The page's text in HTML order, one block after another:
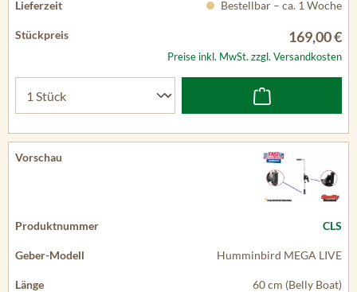
Bestellbar – ca. 1 Woche
169,00 €
Preise inkl. MwSt. zzgl. Versandkosten
CLS
Humminbird MEGA LIVE
60 cm (Belly Boat)